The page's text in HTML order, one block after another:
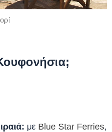
με Blue Star Ferries,